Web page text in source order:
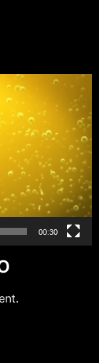
00:30